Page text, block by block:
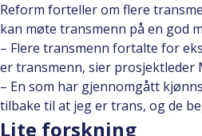
Reform forteller om flere
kan møte transmenn på en god
– Flere transmenn fortalte for
er transmenn, sier
– En som har gjennomgått
tilbake til at jeg er trans, og de
Lite forskning